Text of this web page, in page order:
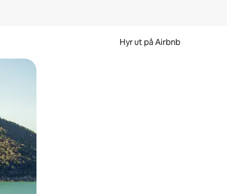
Hyr ut på Airbnb